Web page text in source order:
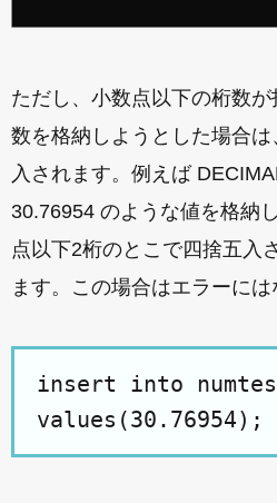
ただし、小数点以下の桁数
数を格納しようとした場合
入されます。例えば
30.76954 のような値を格納
点以下2桁のとこで四捨五入
ます。この場合はエラーには
insert into
values(30.76954);